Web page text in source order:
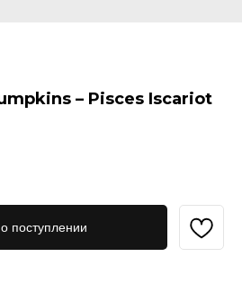
– Pisces Iscariot
поступлении